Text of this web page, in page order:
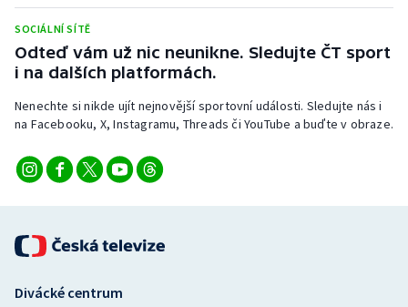
Stolní tenis
Triatlon
Veslování
Vodní slalom
Ostatní
SOCIÁLNÍ SÍTĚ
Odteď vám už nic neunikne. Sledujte ČT sport
i na dalších platformách.
Nenechte si nikde ujít nejnovější sportovní události. Sledujte nás i
na Facebooku, X, Instagramu, Threads či YouTube a buďte v obraze.
Divácké centrum